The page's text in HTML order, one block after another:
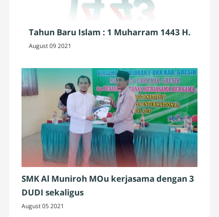
Tahun Baru Islam : 1 Muharram 1443 H.
August 09 2021
SMK Al Muniroh MOu kerjasama dengan 3
DUDI sekaligus
August 05 2021